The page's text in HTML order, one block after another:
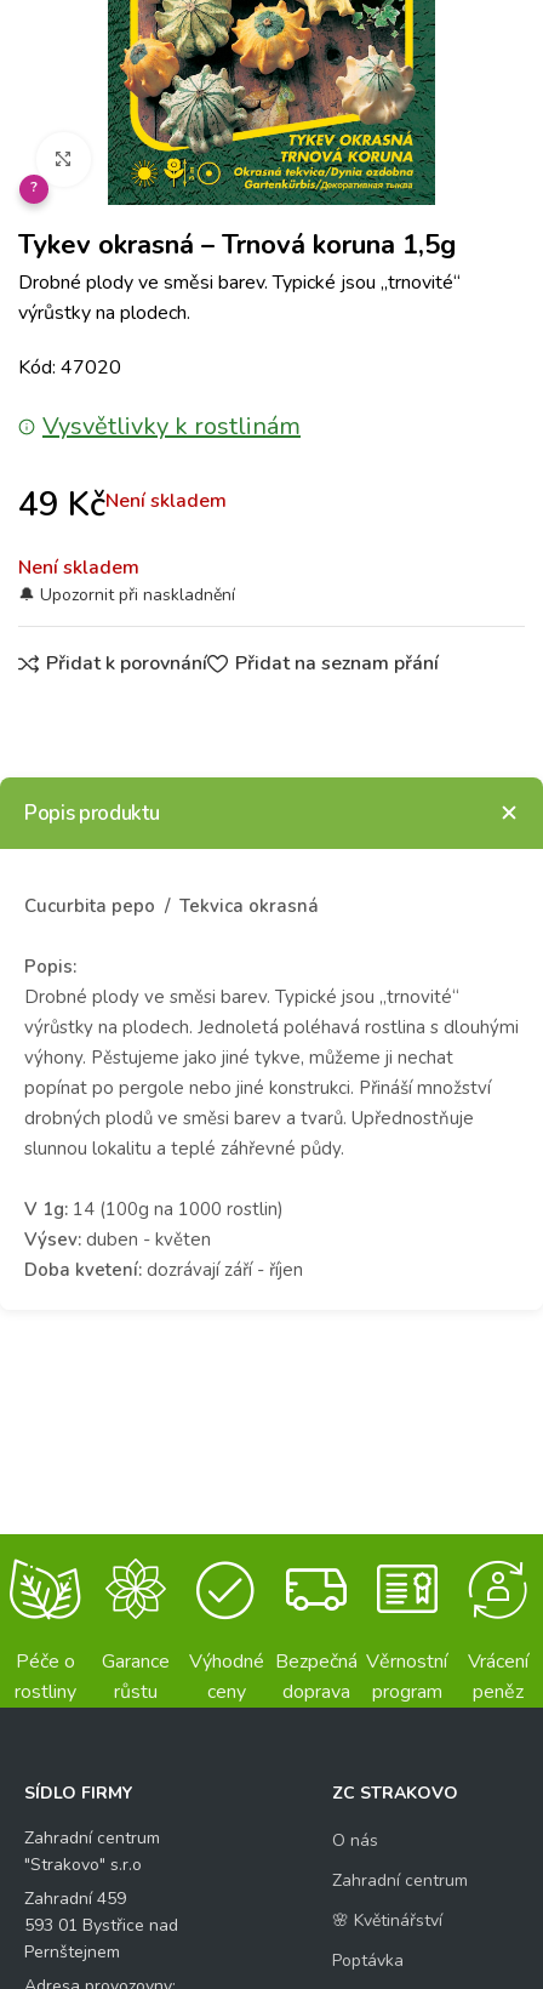
Klikněte pro zvětšení
?
Tykev okrasná – Trnová koruna 1,5g
Drobné plody ve směsi barev. Typické jsou „trnovité“
výrůstky na plodech.
Kód: 47020
Vysvětlivky k rostlinám
49 KčNení skladem
Není skladem
Přidat k porovnání Přidat na seznam přání
Popis produktu
Cucurbita pepo / Tekvica okrasná
Popis:
Drobné plody ve směsi barev. Typické jsou „trnovité“
výrůstky na plodech. Jednoletá poléhavá rostlina s dlouhými
výhony. Pěstujeme jako jiné tykve, můžeme ji nechat
popínat po pergole nebo jiné konstrukci. Přináší množství
drobných plodů ve směsi barev a tvarů. Upřednostňuje
slunnou lokalitu a teplé záhřevné půdy.
V 1g: 14 (100g na 1000 rostlin)
Výsev: duben - květen
Doba kvetení: dozrávají září - říjen
Péče o
rostliny
Garance
růstu
Výhodné
ceny
Bezpečná
doprava
Věrnostní
program
Vrácení
peněz
SÍDLO FIRMY
Zahradní centrum
"Strakovo" s.r.o
Zahradní 459
593 01 Bystřice nad
Pernštejnem
ZC STRAKOVO
O nás
Zahradní centrum
🌸 Květinářství
Poptávka